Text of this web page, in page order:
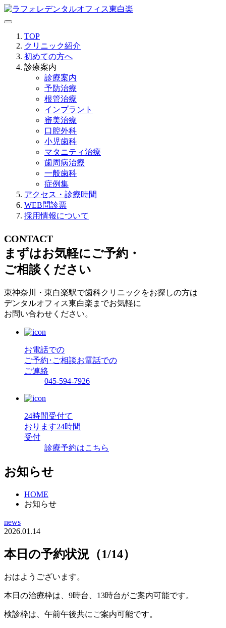
TOP
クリニック紹介
初めての方へ
診療案内
診療案内
予防治療
根管治療
インプラント
審美治療
口腔外科
小児歯科
マタニティ治療
歯周病治療
一般歯科
症例集
アクセス・診療時間
WEB問診票
採用情報について
CONTACT
まずはお気軽にご予約・
ご相談ください
東神奈川・東白楽駅で歯科クリニックをお探しの方は
デンタルオフィス東白楽までお気軽に
お問い合わせください。
お電話での
ご予約･ご相談お電話での
ご連絡
045-594-7926
24時間受付て
おります24時間
受付
診療予約はこちら
お知らせ
HOME
お知らせ
news
2026.01.14
本日の予約状況（1/14）
おはようございます。
本日の治療枠は、9時台、13時台がご案内可能です。
検診枠は、午前午後共にご案内可能です。